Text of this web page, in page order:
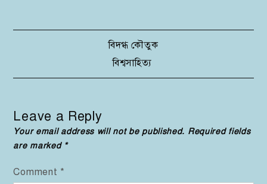
navigation
বিদগ্ধ কৌতুক
বিশ্বসাহিত্য
Leave a Reply
Your email address will not be published. Required fields
are marked *
Comment *